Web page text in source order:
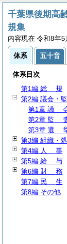
千葉県後期高
規集
内容現在 令和8年
体系 五十音
体系目次
第1編 総 規
第2編 議会・
第1章 議
第2章 監
第3章 選
第3編 組織・
第4編 人 事
第5編 給 与
第6編 財 務
第7編 民 生
第8編 その他